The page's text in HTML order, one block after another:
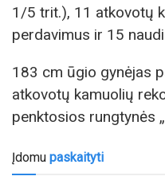
1/5 trit.), 11 atkovotų
perdavimus ir 15
183 cm ūgio gynėjas
atkovotų kamuolių
penktosios rungtynės
Įdomu paskaityti